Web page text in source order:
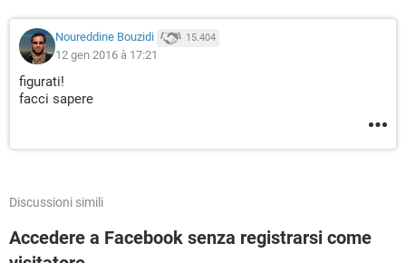
Noureddine Bouzidi 15.404
12 gen 2016 à 17:21
figurati!
facci sapere
Discussioni simili
Accedere a Facebook senza registrarsi come